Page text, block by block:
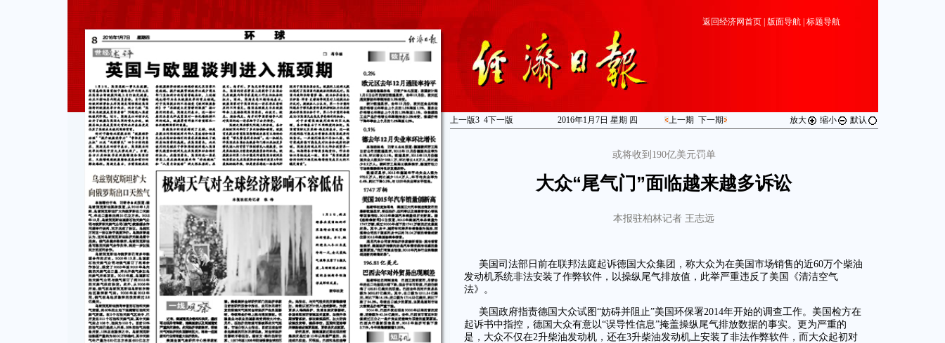
返回经济网首页| 版面导航| 标题导航
上一版3 4下一版 2016年1月7日 星期 四 上一期 下一期 放大 缩小 默认
或将收到190亿美元罚单
大众“尾气门”面临越来越多诉讼
本报驻柏林记者 王志远
美国司法部日前在联邦法庭起诉德国大众集团，称大众为在美国市场销售的近60万个柴油
发动机系统非法安装了作弊软件，以操纵尾气排放值，此举严重违反了美国《清洁空气
法》。
美国政府指责德国大众试图“妨碍并阻止”美国环保署2014年开始的调查工作。美国检方在
起诉书中指控，德国大众有意以“误导性信息”掩盖操纵尾气排放数据的事实。更为严重的
是，大众不仅在2升柴油发动机，还在3升柴油发动机上安装了非法作弊软件，而大众起初对